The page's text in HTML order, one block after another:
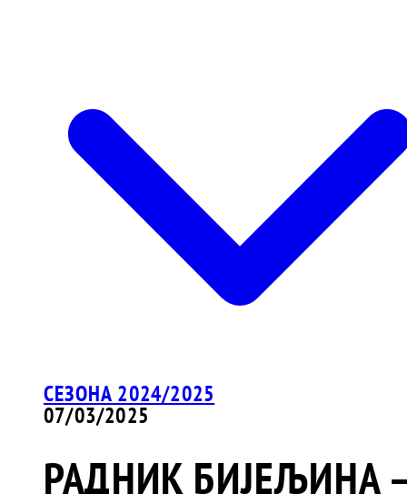
СЕЗОНА 2024/2025
07/03/2025
РАДНИК БИЈЕЉИНА